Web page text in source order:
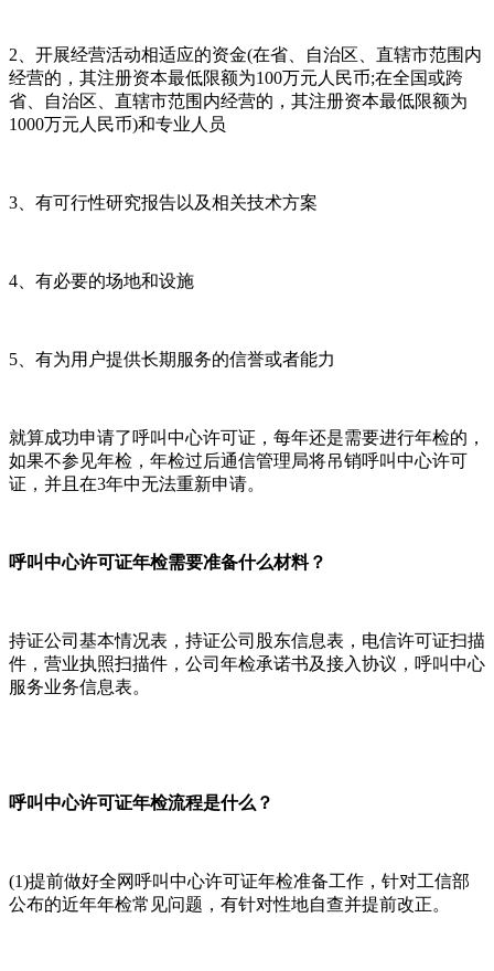
2、开展经营活动相适应的资金(在省、自治区、直辖市范围内
经营的，其注册资本最低限额为100万元人民币;在全国或跨
省、自治区、直辖市范围内经营的，其注册资本最低限额为
1000万元人民币)和专业人员
3、有可行性研究报告以及相关技术方案
4、有必要的场地和设施
5、有为用户提供长期服务的信誉或者能力
就算成功申请了呼叫中心许可证，每年还是需要进行年检的，
如果不参见年检，年检过后通信管理局将吊销呼叫中心许可
证，并且在3年中无法重新申请。
呼叫中心许可证年检需要准备什么材料？
持证公司基本情况表，持证公司股东信息表，电信许可证扫描
件，营业执照扫描件，公司年检承诺书及接入协议，呼叫中心
服务业务信息表。
呼叫中心许可证年检流程是什么？
(1)提前做好全网呼叫中心许可证年检准备工作，针对工信部
公布的近年年检常见问题，有针对性地自查并提前改正。